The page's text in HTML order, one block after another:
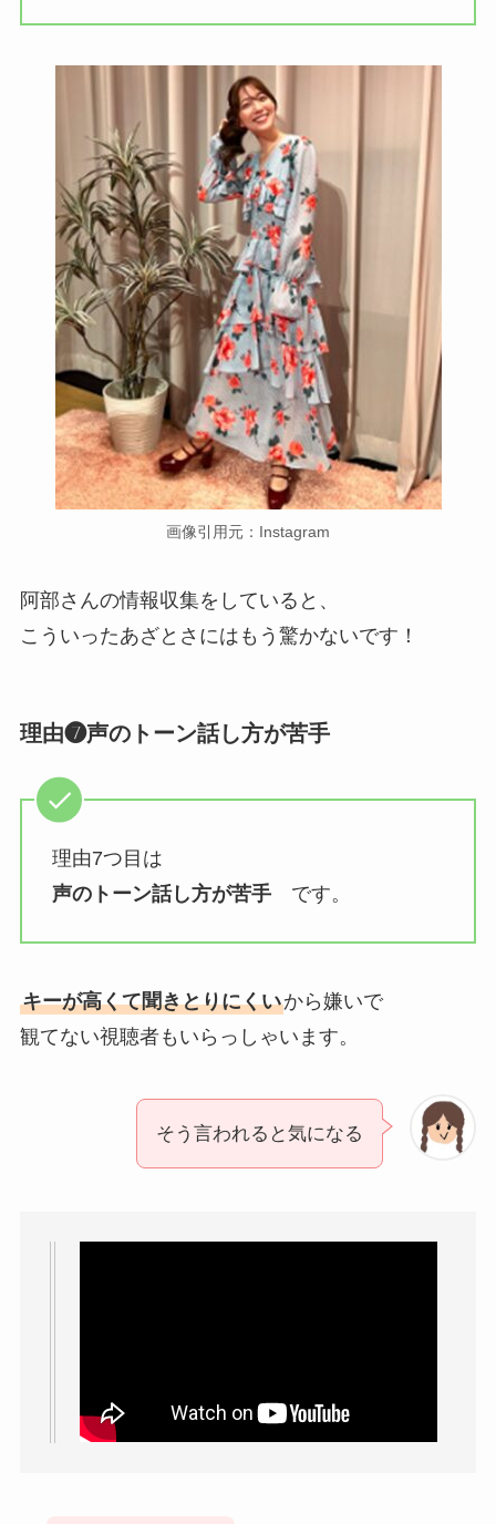
画像引用元：Instagram
阿部さんの情報収集をしていると、
こういったあざとさにはもう驚かないです！
理由❼声のトーン話し方が苦手
理由7つ目は
声のトーン話し方が苦手です。
キーが高くて聞きとりにくいから嫌いで
観てない視聴者もいらっしゃいます。
そう言われると気になる